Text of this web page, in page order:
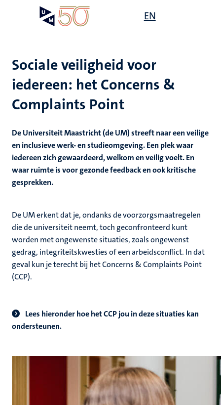
gaan
EN
Sociale veiligheid voor
iedereen: het Concerns &
Complaints Point
De Universiteit Maastricht (de UM) streeft naar een veilige
en inclusieve werk- en studieomgeving. Een plek waar
iedereen zich gewaardeerd, welkom en veilig voelt. En
waar ruimte is voor gezonde feedback en ook kritische
gesprekken.
De UM erkent dat je, ondanks de voorzorgsmaatregelen
die de universiteit neemt, toch geconfronteerd kunt
worden met ongewenste situaties, zoals ongewenst
gedrag, integriteitskwesties of een arbeidsconflict. In dat
geval kun je terecht bij het Concerns & Complaints Point
(CCP).
Lees hieronder hoe het CCP jou in deze situaties kan
ondersteunen.